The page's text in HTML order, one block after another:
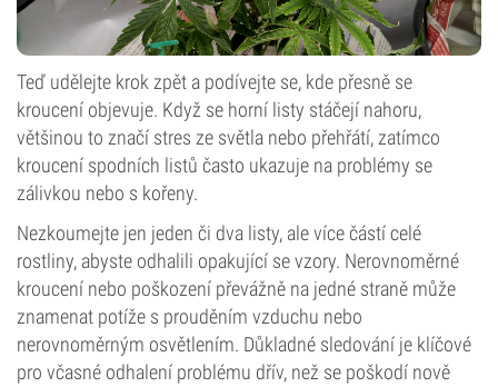
Teď udělejte krok zpět a podívejte se, kde přesně se
kroucení objevuje. Když se horní listy stáčejí nahoru,
většinou to značí stres ze světla nebo přehřátí, zatímco
kroucení spodních listů často ukazuje na problémy se
zálivkou nebo s kořeny.
Nezkoumejte jen jeden či dva listy, ale více částí celé
rostliny, abyste odhalili opakující se vzory. Nerovnoměrné
kroucení nebo poškození převážně na jedné straně může
znamenat potíže s prouděním vzduchu nebo
nerovnoměrným osvětlením. Důkladné sledování je klíčové
pro včasné odhalení problému dřív, než se poškodí nově